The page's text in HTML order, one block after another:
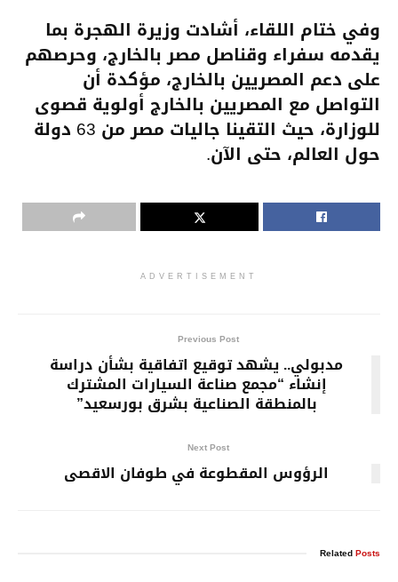
وفي ختام اللقاء، أشادت وزيرة الهجرة بما
يقدمه سفراء وقناصل مصر بالخارج، وحرصهم
على دعم المصريين بالخارج، مؤكدة أن
التواصل مع المصريين بالخارج أولوية قصوى
للوزارة، حيث التقينا جاليات مصر من 63 دولة
حول العالم، حتى الآن.
ADVERTISEMENT
Previous Post
مدبولي.. يشهد توقيع اتفاقية بشأن دراسة
إنشاء “مجمع صناعة السيارات المشترك
بالمنطقة الصناعية بشرق بورسعيد”
Next Post
الرؤوس المقطوعة في طوفان الاقصى
RelatedPosts